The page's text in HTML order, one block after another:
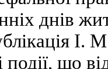
днів
І.
що